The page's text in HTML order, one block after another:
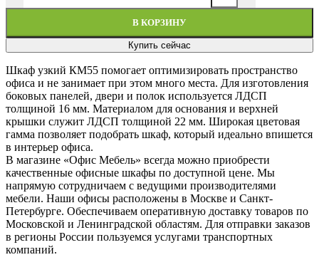
В КОРЗИНУ
Купить сейчас
Шкаф узкий КМ55 помогает оптимизировать пространство
офиса и не занимает при этом много места. Для изготовления
боковых панелей, двери и полок используется ЛДСП
толщиной 16 мм. Материалом для основания и верхней
крышки служит ЛДСП толщиной 22 мм. Широкая цветовая
гамма позволяет подобрать шкаф, который идеально впишется
в интерьер офиса.
В магазине «Офис Мебель» всегда можно приобрести
качественные офисные шкафы по доступной цене. Мы
напрямую сотрудничаем с ведущими производителями
мебели. Наши офисы расположены в Москве и Санкт-
Петербурге. Обеспечиваем оперативную доставку товаров по
Московской и Ленинградской областям. Для отправки заказов
в регионы России пользуемся услугами транспортных
компаний.